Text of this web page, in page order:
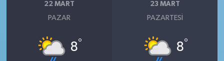
22 MART
PAZAR
8°
23 MART
PAZARTESI
8°